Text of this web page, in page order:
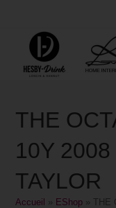
THE
10Y
TAYLOR
Accueil EShop THE